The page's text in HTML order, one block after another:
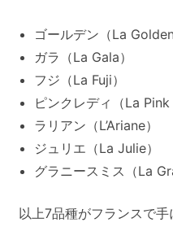
ゴールデン（La
ガラ（La Gala）
フジ（La Fuji）
ピンクレディ（La Pink
ラリアン（L’Ariane）
ジュリエ（La Julie）
グラニースミス（La
以上7品種がフランスで